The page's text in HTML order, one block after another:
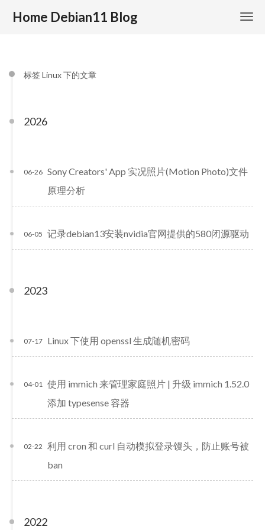
Home Debian11 Blog
标签 Linux 下的文章
2026
Sony Creators' App 实况照片(Motion Photo)文件
原理分析
06-26
记录debian13安装nvidia官网提供的580闭源驱动
06-05
2023
Linux 下使用 openssl 生成随机密码
07-17
使用 immich 来管理家庭照片 | 升级 immich 1.52.0
添加 typesense 容器
04-01
利用 cron 和 curl 自动模拟登录馒头，防止账号被
ban
02-22
2022